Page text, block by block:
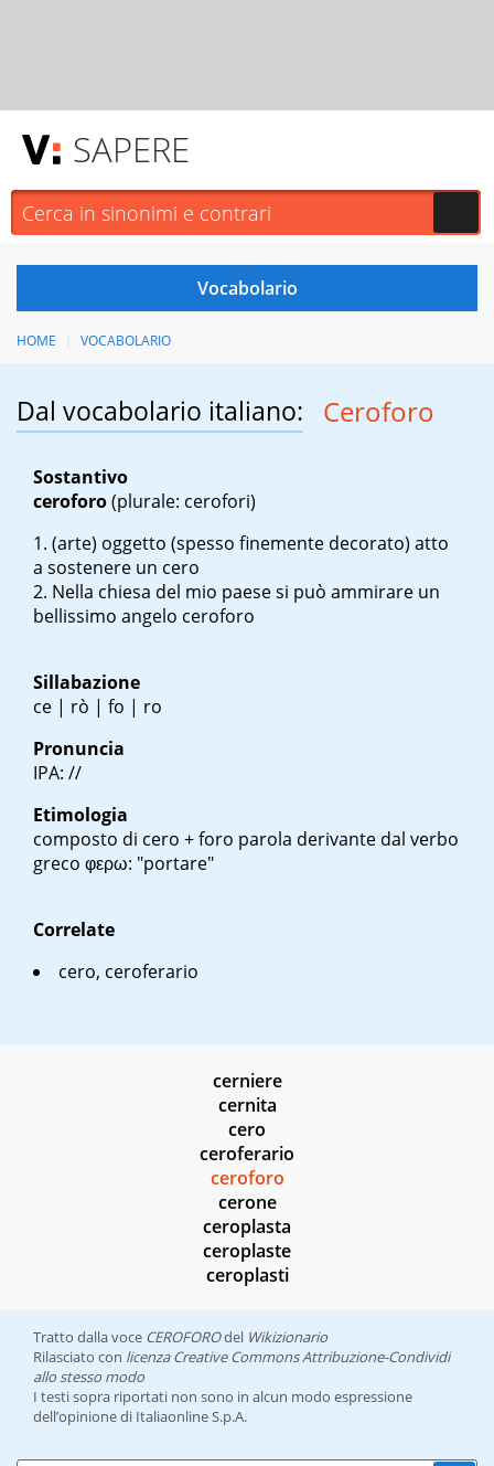
SAPERE
HOME VOCABOLARIO
Dal vocabolario italiano: Ceroforo
Sostantivo
ceroforo(plurale: cerofori)
(arte) oggetto (spesso finemente decorato) atto
a sostenere un cero
Nella chiesa del mio paese si può ammirare un
bellissimo angelo ceroforo
Sillabazione
ce | rò | fo | ro
Pronuncia
IPA: //
Etimologia
composto di cero +foro parola derivante dal verbo
greco φερω: "portare"
Correlate
cero, ceroferario
cerniere
cernita
cero
ceroferario
ceroforo
cerone
ceroplasta
ceroplaste
ceroplasti
Tratto dalla voce CEROFOROdel Wikizionario
Rilasciato con licenza Creative Commons Attribuzione-Condividi
allo stesso modo
I testi sopra riportati non sono in alcun modo espressione
dell’opinione di Italiaonline S.p.A.